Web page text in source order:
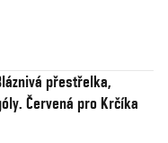
přestřelka,
Červená pro Krčíka